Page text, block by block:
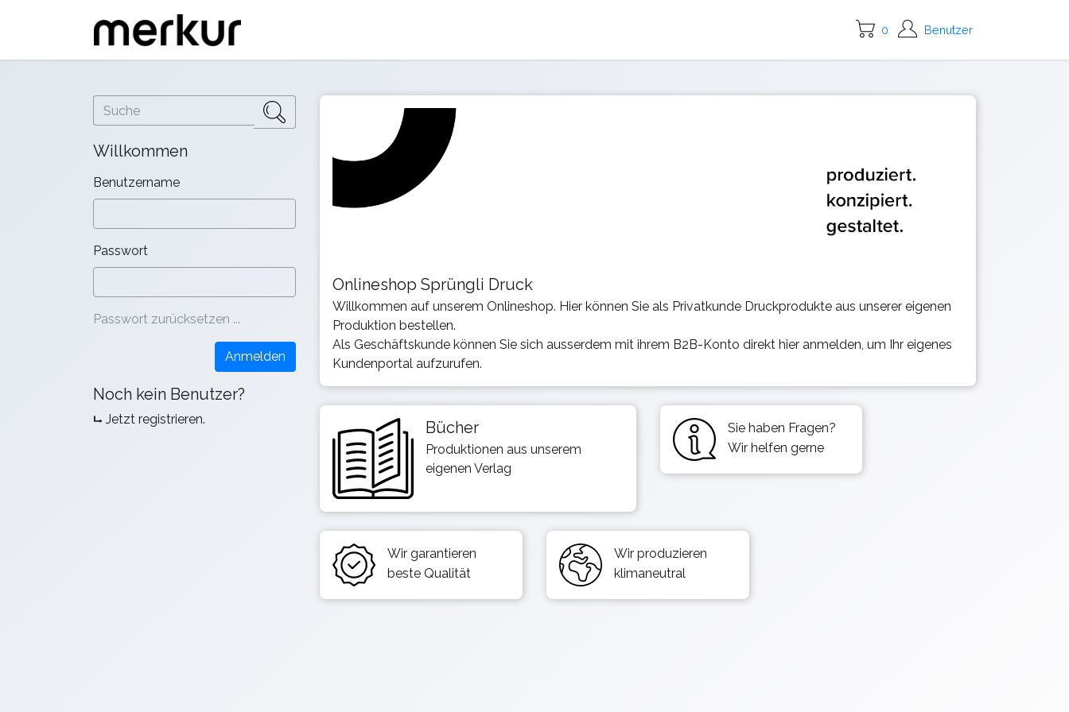
0 Benutzer
Willkommen
Benutzername
Passwort
Passwort zurücksetzen ...
Noch kein Benutzer?
Jetzt registrieren.
Onlineshop Sprüngli Druck
Willkommen auf unserem Onlineshop. Hier können Sie als Privatkunde Druckprodukte aus unserer eigenen
Produktion bestellen.
Als Geschäftskunde können Sie sich ausserdem mit ihrem B2B-Konto direkt hier anmelden, um Ihr eigenes
Kundenportal aufzurufen.
Bücher
Produktionen aus unserem
eigenen Verlag
Sie haben Fragen?
Wir helfen gerne
Wir garantieren
beste Qualität
Wir produzieren
klimaneutral